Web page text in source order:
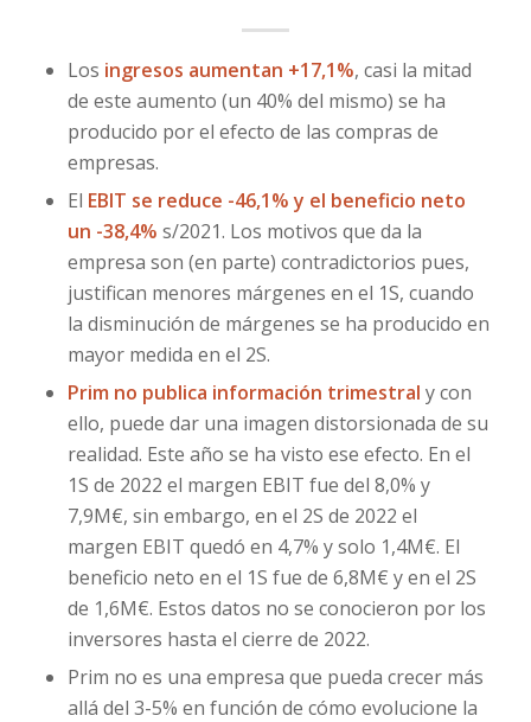
Los ingresos aumentan +17,1%, casi la mitad
de este aumento (un 40% del mismo) se ha
producido por el efecto de las compras de
empresas.
El EBIT se reduce -46,1% y el beneficio neto
un -38,4% s/2021. Los motivos que da la
empresa son (en parte) contradictorios pues,
justifican menores márgenes en el 1S, cuando
la disminución de márgenes se ha producido en
mayor medida en el 2S.
Prim no publica información trimestral y con
ello, puede dar una imagen distorsionada de su
realidad. Este año se ha visto ese efecto. En el
1S de 2022 el margen EBIT fue del 8,0% y
7,9M€, sin embargo, en el 2S de 2022 el
margen EBIT quedó en 4,7% y solo 1,4M€. El
beneficio neto en el 1S fue de 6,8M€ y en el 2S
de 1,6M€. Estos datos no se conocieron por los
inversores hasta el cierre de 2022.
Prim no es una empresa que pueda crecer más
allá del 3-5% en función de cómo evolucione la